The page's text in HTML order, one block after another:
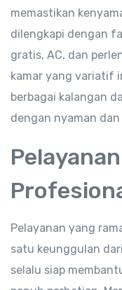
memastikan
dilengkapi dengan
gratis, AC, dan
kamar yang variatif
berbagai kalangan
dengan nyaman
Pelayanan yang
satu keunggulan
selalu siap